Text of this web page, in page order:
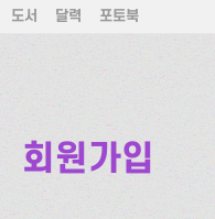
도서 달력 포토북
회원가입